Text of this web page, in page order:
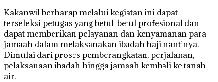
Kakanwil berharap melalui kegiatan ini dapat
terseleksi petugas yang betul-betul profesional dan
dapat memberikan pelayanan dan kenyamanan para
jamaah dalam melaksanakan ibadah haji nantinya.
Dimulai dari proses pemberangkatan, perjalanan,
pelaksanaan ibadah hingga jamaah kembali ke tanah
air.